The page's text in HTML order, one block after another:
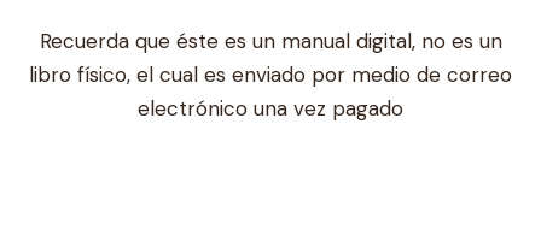
Recuerda que éste es un manual digital, no es un
libro físico, el cual es enviado por medio de correo
electrónico una vez pagado